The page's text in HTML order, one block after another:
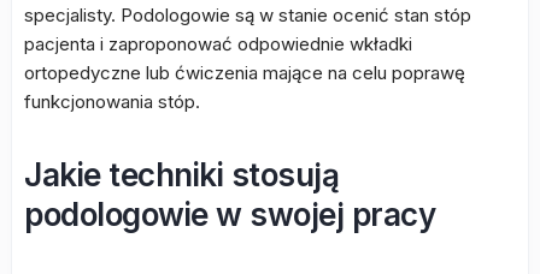
specjalisty. Podologowie są w stanie ocenić stan stóp
pacjenta i zaproponować odpowiednie wkładki
ortopedyczne lub ćwiczenia mające na celu poprawę
funkcjonowania stóp.
Jakie techniki stosują
podologowie w swojej pracy